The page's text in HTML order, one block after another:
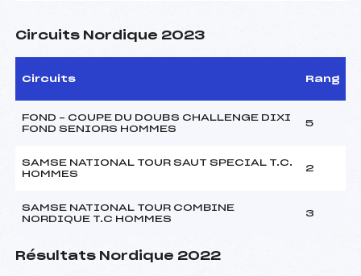
Circuits Nordique 2023
Circuits Rang
FOND – COUPE DU DOUBS CHALLENGE DIXI
FOND SENIORS HOMMES
5
SAMSE NATIONAL TOUR SAUT SPECIAL T.C.
HOMMES
2
SAMSE NATIONAL TOUR COMBINE
NORDIQUE T.C HOMMES
3
Résultats Nordique 2022